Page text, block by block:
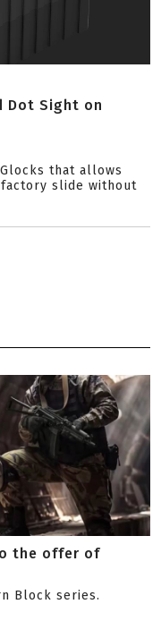
Dot Sight on
that allows
slide without
the offer of
Block series.